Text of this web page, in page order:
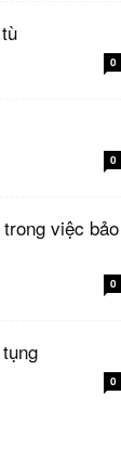
0
0
việc bảo
0
0